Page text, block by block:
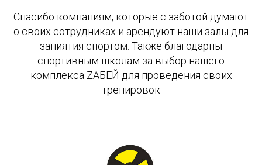
Спасибо компаниям, которые с заботой думают
о своих сотрудниках и арендуют наши залы для
заниятия спортом. Также благодарны
спортивным школам за выбор нашего
комплекса ZАБЕЙ для проведения своих
тренировок